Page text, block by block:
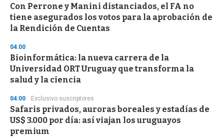
Con Perrone y Manini distanciados, el FA no
tiene asegurados los votos para la aprobación de
la Rendición de Cuentas
04:00
Bioinformática: la nueva carrera de la
Universidad ORT Uruguay que transforma la
salud y la ciencia
04:00 Exclusivo suscriptores
Safaris privados, auroras boreales y estadías de
US$ 3.000 por día: así viajan los uruguayos
premium